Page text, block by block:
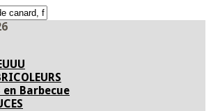
en Barbecue